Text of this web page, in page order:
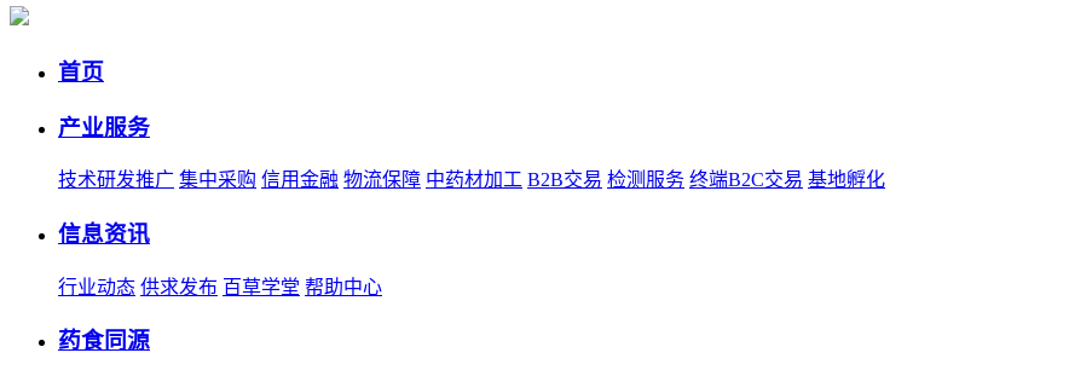
首页
产业服务
技术研发推广 集中采购 信用金融 物流保障 中药材加工 B2B交易 检测服务 终端B2C交易 基地孵化
信息资讯
行业动态 供求发布 百草学堂 帮助中心
药食同源